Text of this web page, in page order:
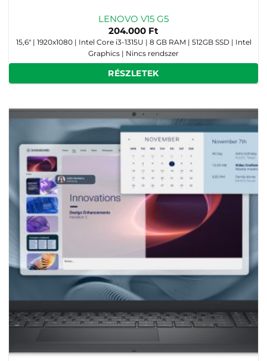
LENOVO V15 G5
204.000 Ft
15,6" | 1920x1080 | Intel Core i3-1315U | 8 GB RAM | 512GB SSD | Intel
Graphics | Nincs rendszer
RÉSZLETEK